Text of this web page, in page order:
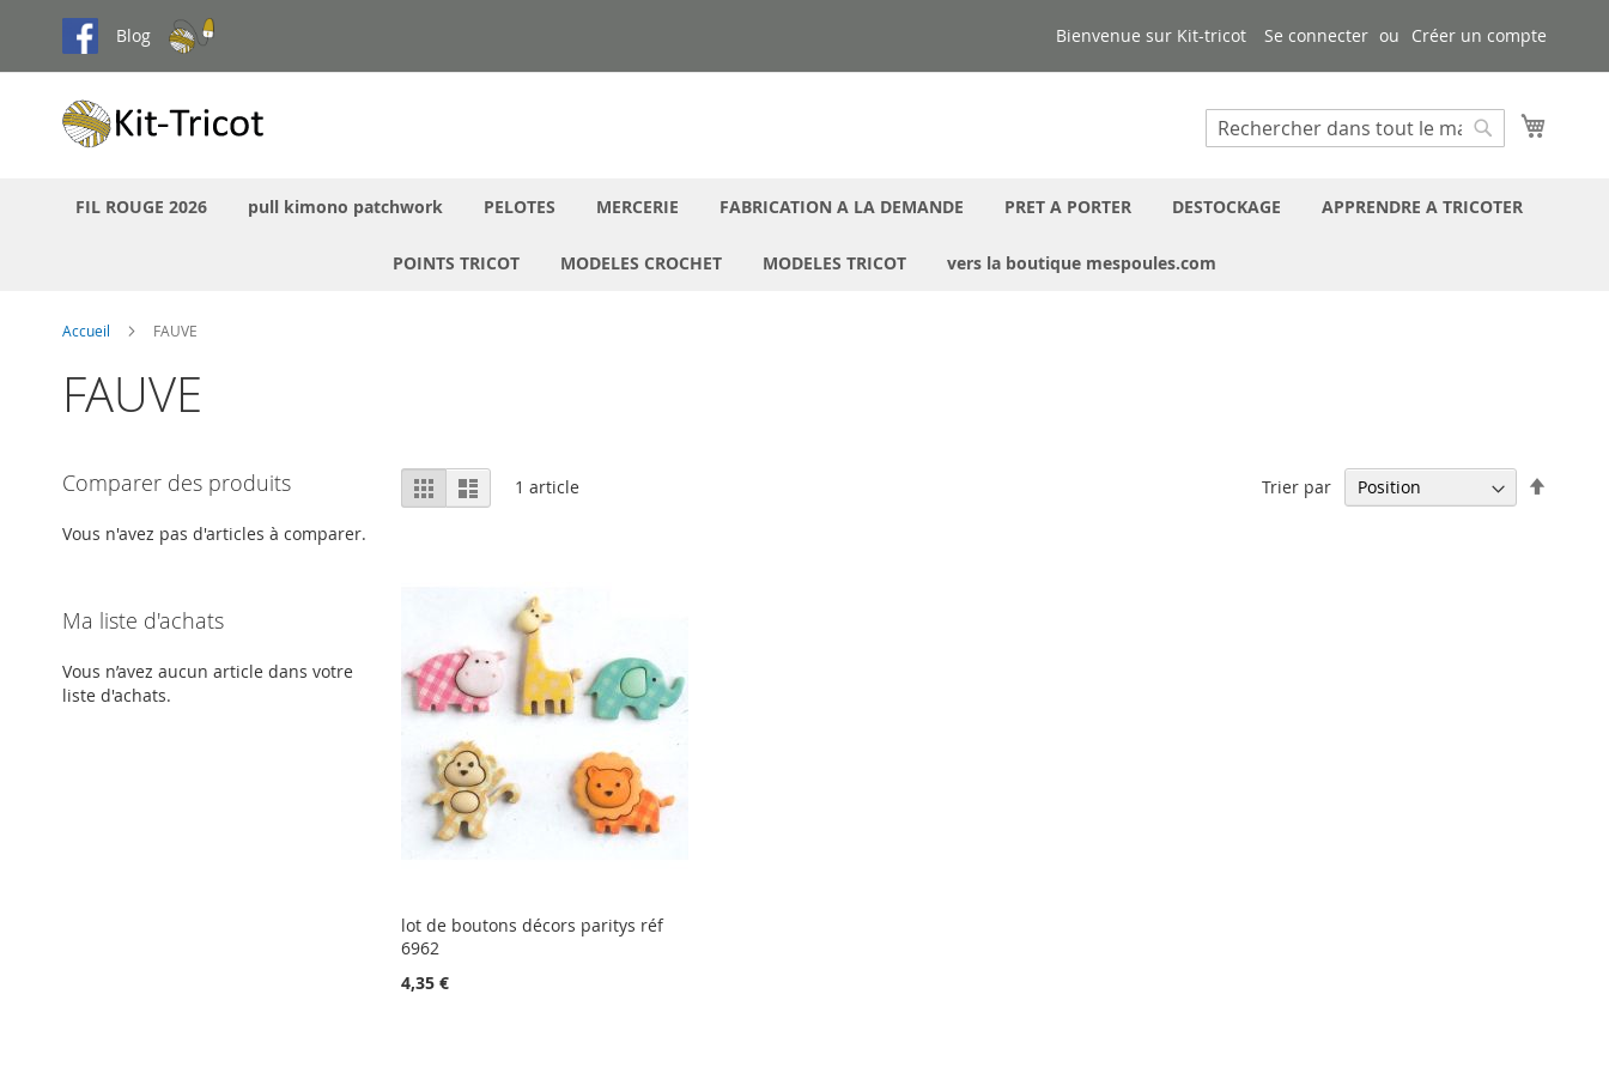
Aller
au
contenu
Bienvenue sur Kit-tricot Se connecter Créer un compte
Blog
Chercher
FIL ROUGE 2026 pull kimono patchwork PELOTES MERCERIE FABRICATION A LA DEMANDE PRET A PORTER DESTOCKAGE APPRENDRE A TRICOTER
POINTS TRICOT MODELES CROCHET MODELES TRICOT vers la boutique mespoules.com
Accueil FAUVE
FAUVE
Afficher
en
GrilleListe 1 article Trier par
lot de boutons décors paritys réf
6962
4,35 €
Comparer des produits
Vous n'avez pas d'articles à comparer.
Ma liste d'achats
Vous n’avez aucun article dans votre
liste d'achats.